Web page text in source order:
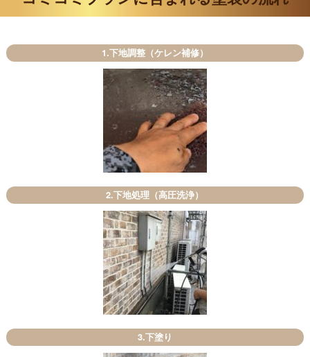
1.下地調整（ケレン補修）
2.下地処理（高圧洗浄）
3.下塗り